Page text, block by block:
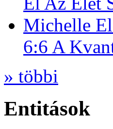
Michelle
6:6 A
» többi
Entitások